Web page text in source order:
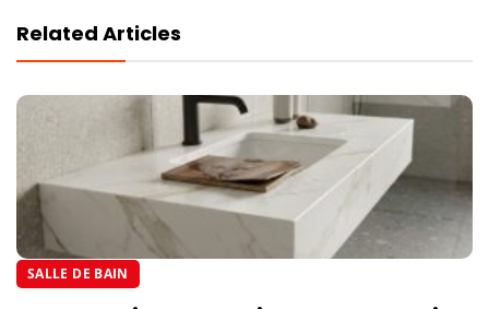
Related Articles
SALLE DE BAIN